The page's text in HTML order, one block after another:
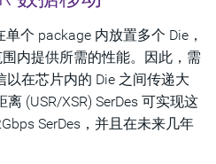
个 package 内放置多个 Die，
内提供所需的性能。因此，需
以在芯片内的 Die 之间传递大
(USR/XSR) SerDes 可实现这
SerDes，并且在未来几年